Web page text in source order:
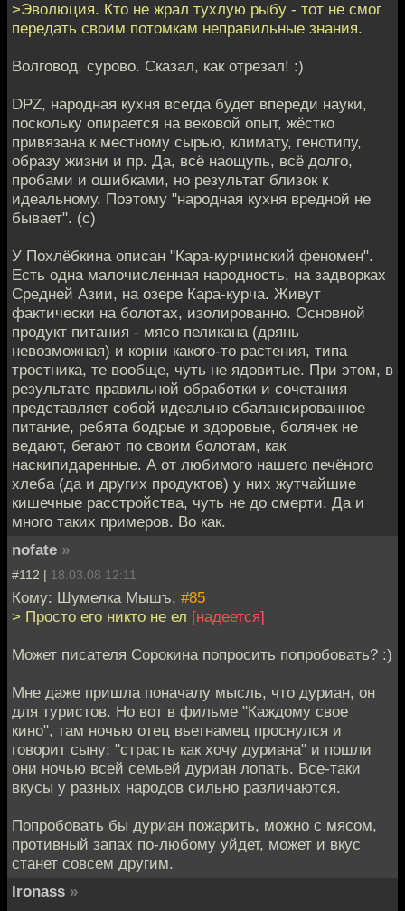
>Эволюция. Кто не жрал тухлую рыбу - тот не смог
передать своим потомкам неправильные знания.
Волговод, сурово. Сказал, как отрезал! :)
DPZ, народная кухня всегда будет впереди науки,
поскольку опирается на вековой опыт, жёстко
привязана к местному сырью, климату, генотипу,
образу жизни и пр. Да, всё наощупь, всё долго,
пробами и ошибками, но результат близок к
идеальному. Поэтому "народная кухня вредной не
бывает". (с)
У Похлёбкина описан "Кара-курчинский феномен".
Есть одна малочисленная народность, на задворках
Средней Азии, на озере Кара-курча. Живут
фактически на болотах, изолированно. Основной
продукт питания - мясо пеликана (дрянь
невозможная) и корни какого-то растения, типа
тростника, те вообще, чуть не ядовитые. При этом, в
результате правильной обработки и сочетания
представляет собой идеально сбалансированное
питание, ребята бодрые и здоровые, болячек не
ведают, бегают по своим болотам, как
наскипидаренные. А от любимого нашего печёного
хлеба (да и других продуктов) у них жутчайшие
кишечные расстройства, чуть не до смерти. Да и
много таких примеров. Во как.
nofate »
#112 | 18.03.08 12:11
Кому: Шумелка Мышъ, #85
> Просто его никто не ел [надеется]
Может писателя Сорокина попросить попробовать? :)
Мне даже пришла поначалу мысль, что дуриан, он
для туристов. Но вот в фильме "Каждому свое
кино", там ночью отец вьетнамец проснулся и
говорит сыну: "страсть как хочу дуриана" и пошли
они ночью всей семьей дуриан лопать. Все-таки
вкусы у разных народов сильно различаются.
Попробовать бы дуриан пожарить, можно с мясом,
противный запах по-любому уйдет, может и вкус
станет совсем другим.
Ironass »